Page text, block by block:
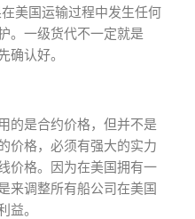
美国运输过程中发生任何
。一级货代不一定就是
确认好。
的是合约价格，但并不是
价格，必须有强大的实力
价格。因为在美国拥有一
来调整所有船公司在美国
益。